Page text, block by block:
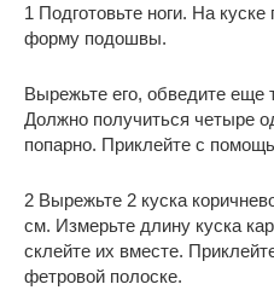
1 Подготовьте ноги. На куске
форму подошвы.
Вырежьте его, обведите еще
Должно получиться четыре
попарно. Приклейте с
2 Вырежьте 2 куска
см. Измерьте длину куска
склейте их вместе.
фетровой полоске.